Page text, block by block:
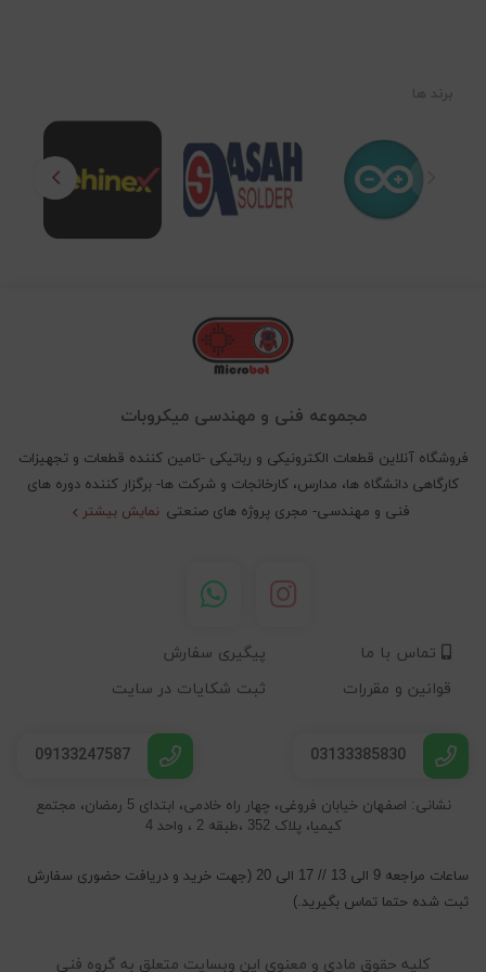
برند ها
مجموعه فنی و مهندسی میکروبات
فروشگاه آنلاین قطعات الکترونیکی و رباتیکی -تامین کننده قطعات و تجهیزات
کارگاهی دانشگاه ها، مدارس، کارخانجات و شرکت ها- برگزار کننده دوره های
فنی و مهندسی- مجری پروژه های صنعتی نمایش بیشتر
تماس با ما
پیگیری سفارش
قوانین و مقررات
ثبت شکایات در سایت
03133385830
09133247587
نشانی: اصفهان خیابان فروغی، چهار راه خادمی، ابتدای 5 رمضان، مجتمع
کیمیا، پلاک 352 ،طبقه 2 ، واحد 4
ساعات مراجعه 9 الی 13 // 17 الی 20 (جهت خرید و دریافت حضوری سفارش
ثبت شده حتما تماس بگیرید.)
کلیه حقوق مادی و معنوی این وبسایت متعلق به گروه فنی